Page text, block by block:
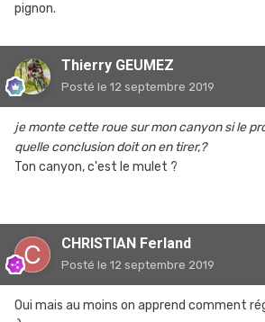
pignon.
Thierry GEUMEZ
Posté le 12 septembre 2019
je monte cette roue sur mon canyon si le
quelle conclusion doit on en tirer,?
Ton canyon, c'est le mulet ?
CHRISTIAN Ferland
Posté le 12 septembre 2019
Oui mais au moins on apprend comment